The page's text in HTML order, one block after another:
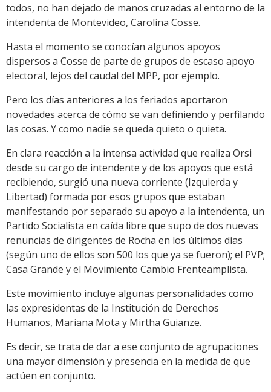
todos, no han dejado de manos cruzadas al entorno de la
intendenta de Montevideo, Carolina Cosse.
Hasta el momento se conocían algunos apoyos
dispersos a Cosse de parte de grupos de escaso apoyo
electoral, lejos del caudal del MPP, por ejemplo.
Pero los días anteriores a los feriados aportaron
novedades acerca de cómo se van definiendo y perfilando
las cosas. Y como nadie se queda quieto o quieta.
En clara reacción a la intensa actividad que realiza Orsi
desde su cargo de intendente y de los apoyos que está
recibiendo, surgió una nueva corriente (Izquierda y
Libertad) formada por esos grupos que estaban
manifestando por separado su apoyo a la intendenta, un
Partido Socialista en caída libre que supo de dos nuevas
renuncias de dirigentes de Rocha en los últimos días
(según uno de ellos son 500 los que ya se fueron); el PVP;
Casa Grande y el Movimiento Cambio Frenteamplista.
Este movimiento incluye algunas personalidades como
las expresidentas de la Institución de Derechos
Humanos, Mariana Mota y Mirtha Guianze.
Es decir, se trata de dar a ese conjunto de agrupaciones
una mayor dimensión y presencia en la medida de que
actúen en conjunto.